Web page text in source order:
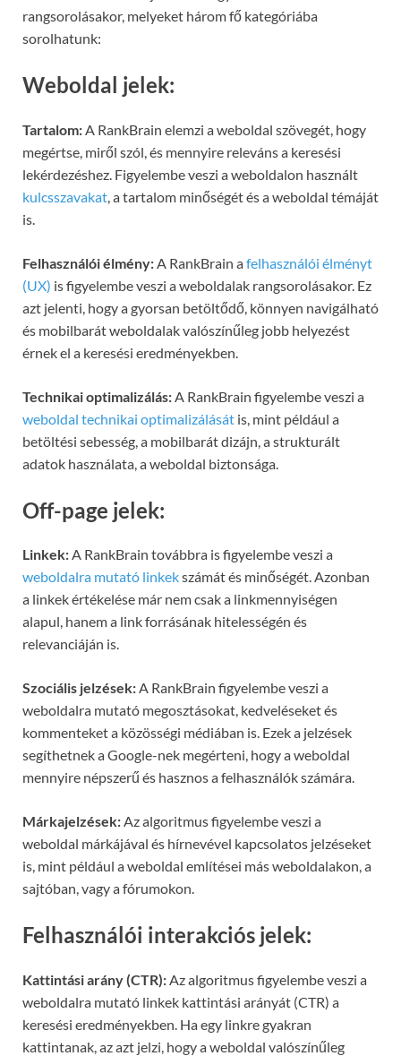
rangsorolásakor, melyeket három fő kategóriába
sorolhatunk:
Weboldal jelek:
Tartalom:A RankBrain elemzi a weboldal szövegét, hogy
megértse, miről szól, és mennyire releváns a keresési
lekérdezéshez. Figyelembe veszi a weboldalon használt
kulcsszavakat, a tartalom minőségét és a weboldal témáját
is.
Felhasználói élmény:A RankBrain afelhasználói élményt
(UX) is figyelembe veszi a weboldalak rangsorolásakor. Ez
azt jelenti, hogy a gyorsan betöltődő, könnyen navigálható
és mobilbarát weboldalak valószínűleg jobb helyezést
érnek el a keresési eredményekben.
Technikai optimalizálás:A RankBrain figyelembe veszi a
weboldal technikai optimalizálását is, mint például a
betöltési sebesség, a mobilbarát dizájn, a strukturált
adatok használata, a weboldal biztonsága.
Off-page jelek:
Linkek:A RankBrain továbbra is figyelembe veszi a
weboldalra mutató linkekszámát és minőségét. Azonban
a linkek értékelése már nem csak a linkmennyiségen
alapul, hanem a link forrásának hitelességén és
relevanciáján is.
Szociális jelzések:A RankBrain figyelembe veszi a
weboldalra mutató megosztásokat, kedveléseket és
kommenteket a közösségi médiában is. Ezek a jelzések
segíthetnek a Google-nek megérteni, hogy a weboldal
mennyire népszerű és hasznos a felhasználók számára.
Márkajelzések:Az algoritmus figyelembe veszi a
weboldal márkájával és hírnevével kapcsolatos jelzéseket
is, mint például a weboldal említései más weboldalakon, a
sajtóban, vagy a fórumokon.
Felhasználói interakciós jelek:
Kattintási arány (CTR):Az algoritmus figyelembe veszi a
weboldalra mutató linkek kattintási arányát (CTR) a
keresési eredményekben. Ha egy linkre gyakran
kattintanak, az azt jelzi, hogy a weboldal valószínűleg